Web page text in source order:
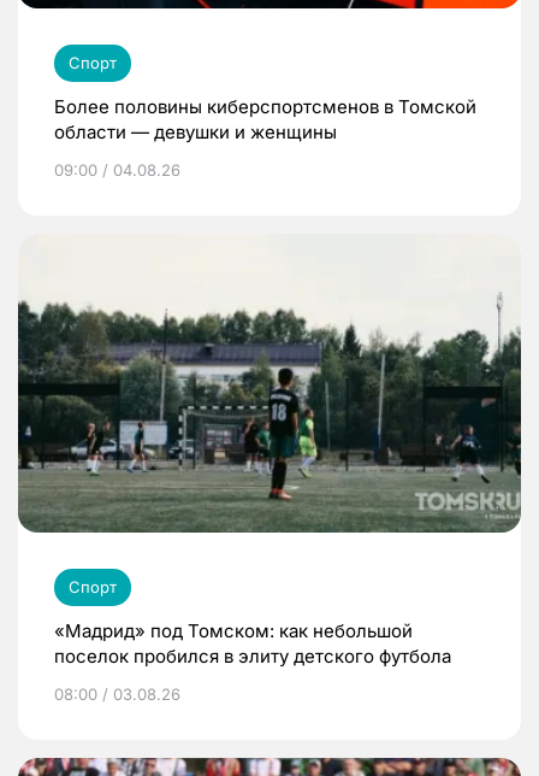
Спорт
Более половины киберспортсменов в Томской
области — девушки и женщины
09:00 / 04.08.26
Спорт
«Мадрид» под Томском: как небольшой
поселок пробился в элиту детского футбола
08:00 / 03.08.26